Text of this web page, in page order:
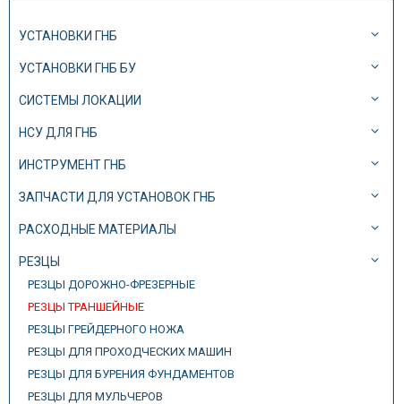
УСТАНОВКИ ГНБ
УСТАНОВКИ ГНБ БУ
СИСТЕМЫ ЛОКАЦИИ
НСУ ДЛЯ ГНБ
ИНСТРУМЕНТ ГНБ
ЗАПЧАСТИ ДЛЯ УСТАНОВОК ГНБ
РАСХОДНЫЕ МАТЕРИАЛЫ
РЕЗЦЫ
РЕЗЦЫ ДОРОЖНО-ФРЕЗЕРНЫЕ
РЕЗЦЫ ТРАНШЕЙНЫЕ
РЕЗЦЫ ГРЕЙДЕРНОГО НОЖА
РЕЗЦЫ ДЛЯ ПРОХОДЧЕСКИХ МАШИН
РЕЗЦЫ ДЛЯ БУРЕНИЯ ФУНДАМЕНТОВ
РЕЗЦЫ ДЛЯ МУЛЬЧЕРОВ